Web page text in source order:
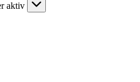
aktiv